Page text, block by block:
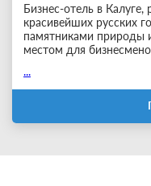
Бизнес-отель в
красивейших русских
памятниками природы
местом для
...